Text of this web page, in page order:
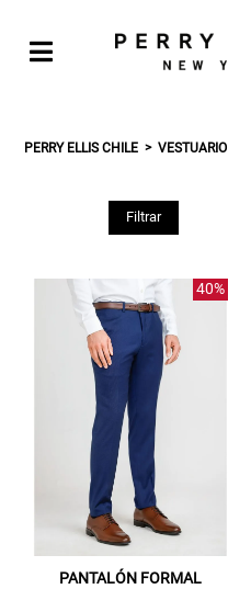
PERRY ELLIS CHILE VESTUARIO
Filtrar
40%
PANTALÓN FORMAL